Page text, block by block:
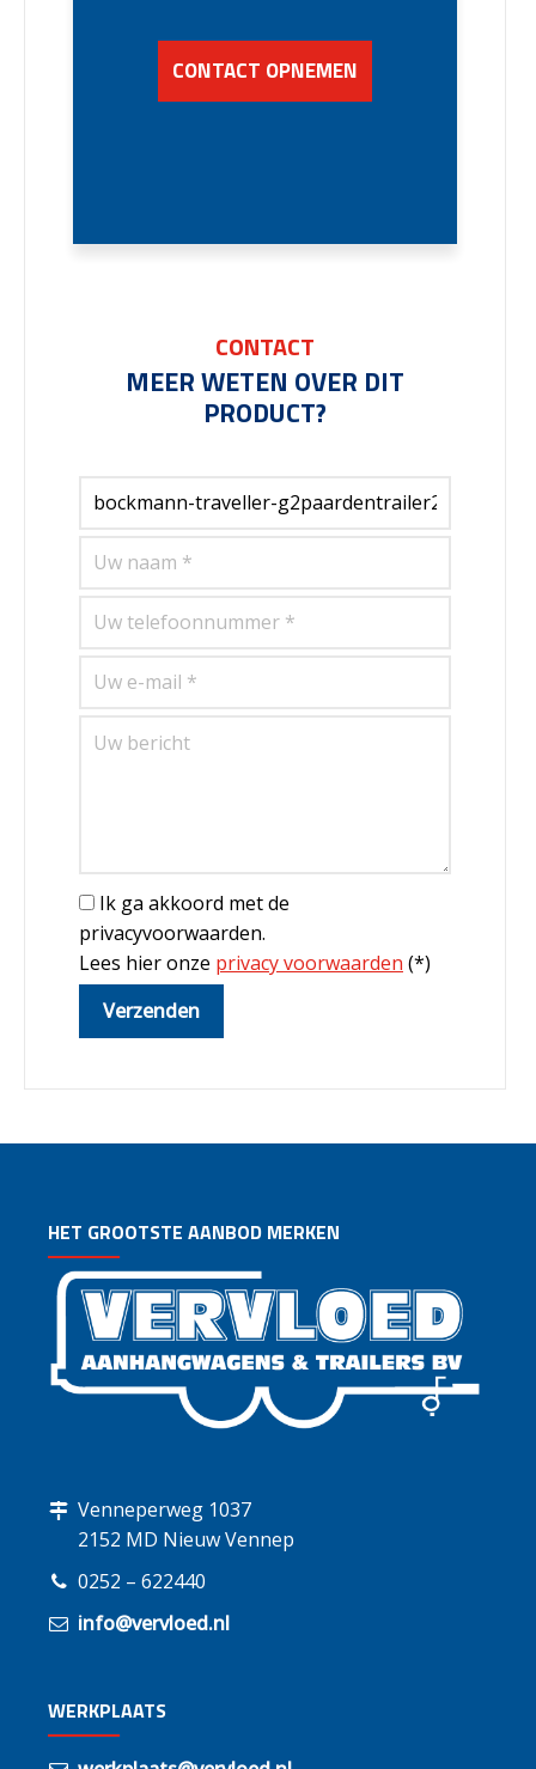
CONTACT OPNEMEN
CONTACT
MEER WETEN OVER DIT
PRODUCT?
Ik ga akkoord met de
privacyvoorwaarden.
Lees hier onze privacy voorwaarden (*)
HET GROOTSTE AANBOD MERKEN
Venneperweg 1037
2152 MD Nieuw Vennep
0252 – 622440
info@vervloed.nl
WERKPLAATS